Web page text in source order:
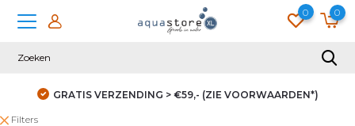
0 0
GRATIS VERZENDING > €59,- (ZIE VOORWAARDEN*)
Filters